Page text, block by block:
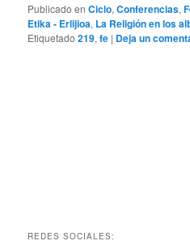
Publicado en Ciclo,Conferencias,
Etika - Erlijioa, La Religión en los
Etiquetado 219,fe | Deja un
REDES SOCIALES: